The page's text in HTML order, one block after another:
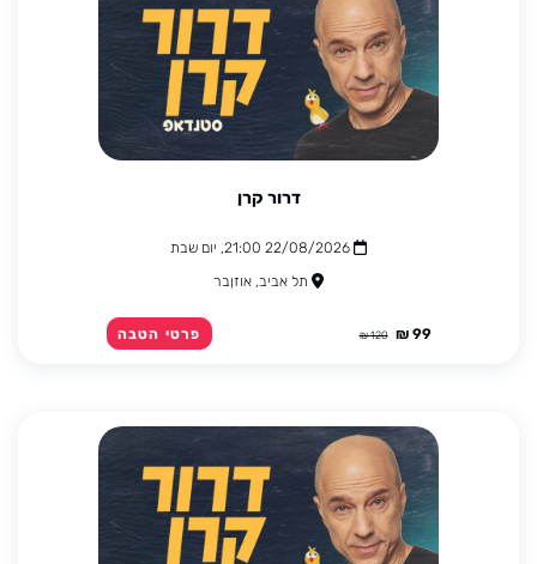
דרור קרן
22/08/2026 21:00, יום שבת
תל אביב, אוזןבר
99 ₪
120 ₪ פרטי הטבה